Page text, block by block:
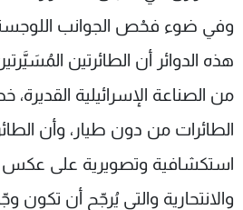
وفي ضوء فحْص الجوانب
هذه الدوائر أن الطائرتين
من الصناعة الإسرائيلية
الطائرات من دون طيار، وأن
استكشافية وتصويرية على عكس
والانتحارية والتي يُرجّح أن